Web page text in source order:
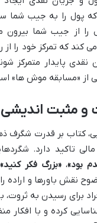
پول را به جیب شما
از جیب شما بیرون
کند که تمرکز خود را
نقدی پایدار متمرکز
از «مسابقه موش ها»
و مثبت اندیشی
کتاب بر قدرت
تاکید دارد.
بود»، «بزرگ فکر کنید»
نقش باورها و اراده
برای رسیدن به ثروت،
کرده و با افکار